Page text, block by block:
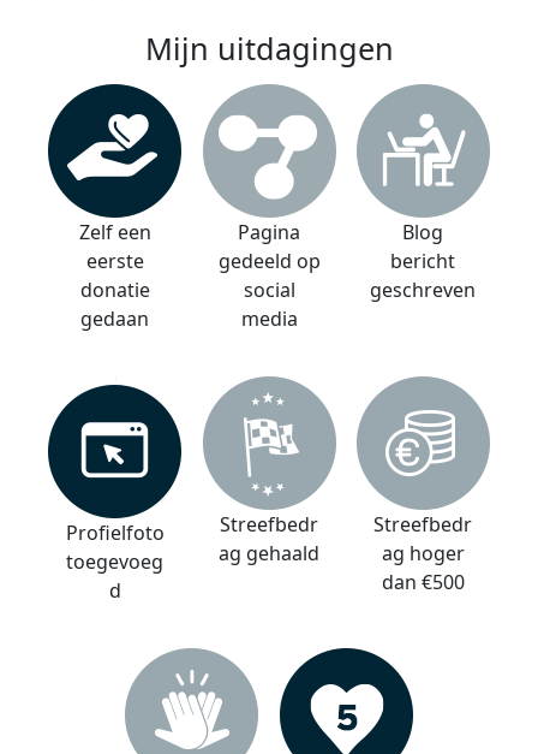
Mijn uitdagingen
Zelf een
eerste
donatie
gedaan
Pagina
gedeeld op
social
media
Blog
bericht
geschreven
Profielfoto
toegevoeg
d
Streefbedr
ag gehaald
Streefbedr
ag hoger
dan €500